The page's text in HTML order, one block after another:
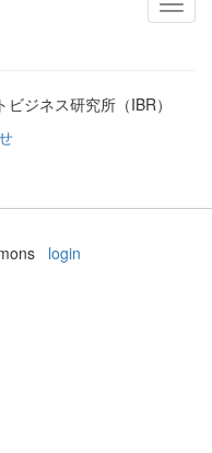
ジネス研究所（IBR）
login